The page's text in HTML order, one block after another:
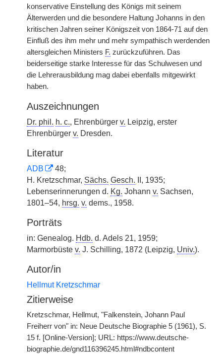
konservative Einstellung des Königs mit seinem
Älterwerden und die besondere Haltung Johanns in den
kritischen Jahren seiner Königszeit von 1864-71 auf den
Einfluß des ihm mehr und mehr sympathisch werdenden
altersgleichen Ministers F. zurückzuführen. Das
beiderseitige starke Interesse für das Schulwesen und
die Lehrerausbildung mag dabei ebenfalls mitgewirkt
haben.
Auszeichnungen
Dr. phil. h. c., Ehrenbürger v. Leipzig, erster
Ehrenbürger v. Dresden.
Literatur
ADB
48;
H. Kretzschmar, Sächs. Gesch. II, 1935;
Lebenserinnerungen d. Kg. Johann v. Sachsen,
1801–54, hrsg. v. dems., 1958.
Porträts
in: Genealog. Hdb. d. Adels 21, 1959;
Marmorbüste v. J. Schilling, 1872 (Leipzig, Univ.).
Autor/in
Hellmut Kretzschmar
Zitierweise
Kretzschmar, Hellmut, "Falkenstein, Johann Paul
Freiherr von" in: Neue Deutsche Biographie 5 (1961), S.
15 f. [Online-Version]; URL: https://www.deutsche-
biographie.de/gnd116396245.html#ndbcontent